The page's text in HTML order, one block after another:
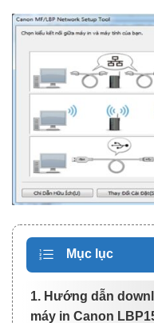
Mục lục
1. Hướng dẫn
máy in Canon